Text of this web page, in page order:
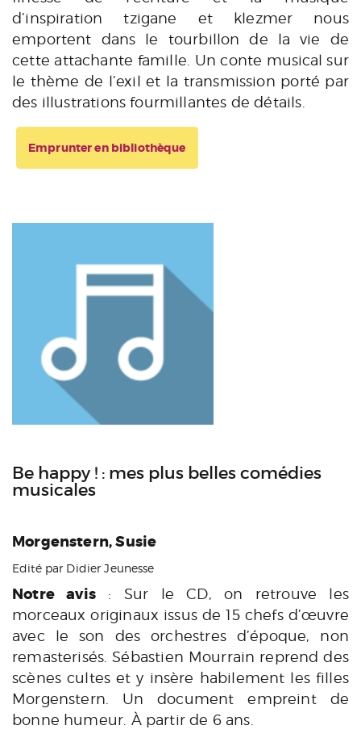
d’inspiration tzigane et klezmer nous
emportent dans le tourbillon de la vie de
cette attachante famille. Un conte musical sur
le thème de l’exil et la transmission porté par
des illustrations fourmillantes de détails.
Emprunter en bibliothèque
Be happy ! : mes plus belles comédies
musicales
Morgenstern, Susie
Edité par Didier Jeunesse
Notre avis: Sur le CD, on retrouve les
morceaux originaux issus de 15 chefs d’œuvre
avec le son des orchestres d’époque, non
remasterisés. Sébastien Mourrain reprend des
scènes cultes et y insère habilement les filles
Morgenstern. Un document empreint de
bonne humeur. À partir de 6 ans.